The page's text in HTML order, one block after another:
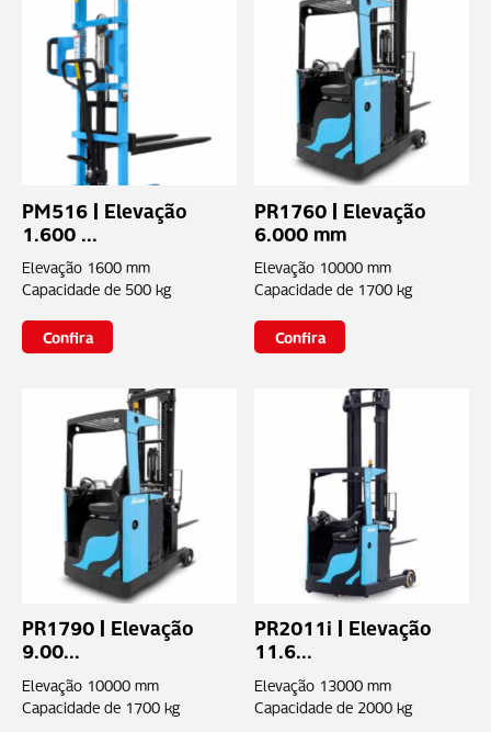
PM516 | Elevação
1.600 ...
Elevação 1600 mm
Capacidade de 500 kg
Confira
PR1760 | Elevação
6.000 mm
Elevação 10000 mm
Capacidade de 1700 kg
Confira
PR1790 | Elevação
9.00...
Elevação 10000 mm
Capacidade de 1700 kg
PR2011i | Elevação
11.6...
Elevação 13000 mm
Capacidade de 2000 kg